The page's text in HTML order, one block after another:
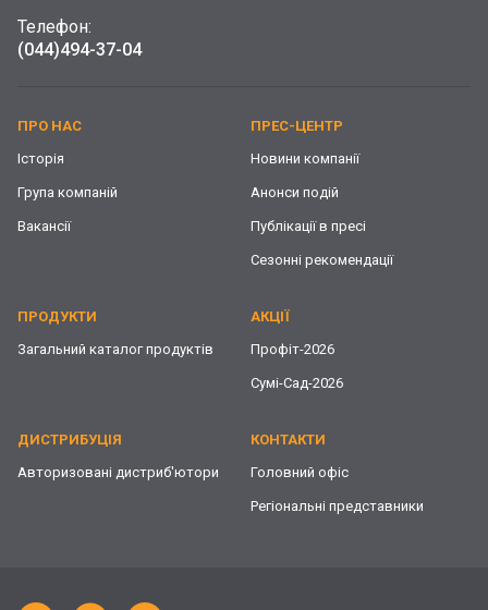
Телефон:
(044)494-37-04
ПРО НАС
Історія
Група компаній
Вакансії
ПРЕС-ЦЕНТР
Новини компанії
Анонси подій
Публікації в пресі
Сезонні рекомендації
ПРОДУКТИ
Загальний каталог продуктів
АКЦІЇ
Профіт-2026
Сумі-Сад-2026
ДИСТРИБУЦІЯ
Авторизовані дистриб'ютори
КОНТАКТИ
Головний офіс
Регіональні представники